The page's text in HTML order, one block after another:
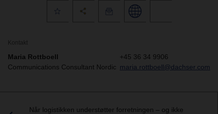
Kontakt
Maria Rottboell
Communications Consultant Nordic
+45 36 34 9906
maria.rottboell@dachser.com
Når logistikken understøtter forretningen – og ikke